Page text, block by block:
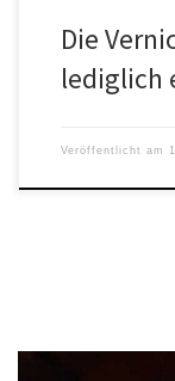
Die
lediglich
Veröffentlicht am